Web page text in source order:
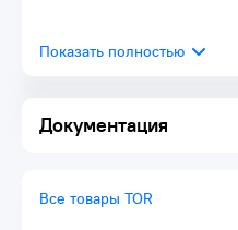
Документация
Все товары TOR